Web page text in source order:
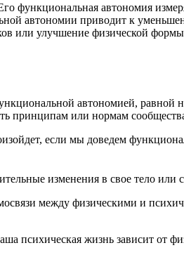
авто­но­мия
авто­но­мии при­во­дит к
или улуч­ше­ние физи­че­ской
авто­но­ми­ей, рав­ной
прин­ци­пам или нор­мам
если мы дове­дем
изме­не­ния в свое тело или
меж­ду физи­че­ски­ми и
пси­хи­че­ская жизнь зави­сит от